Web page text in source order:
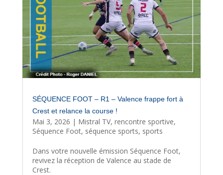
SÉQUENCE FOOT – R1 – Valence frappe fort à
Crest et relance la course !
Mai 3, 2026 | Mistral TV, rencontre sportive,
Séquence Foot, séquence sports, sports
Dans votre nouvelle émission Séquence Foot,
revivez la réception de Valence au stade de
Crest.